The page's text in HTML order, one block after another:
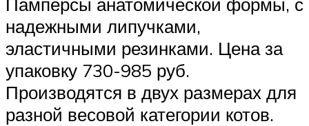
надежными липучками,
эластичными резинками. Цена за
упаковку 730-985 руб.
Производятся в двух размерах для
разной весовой категории котов.